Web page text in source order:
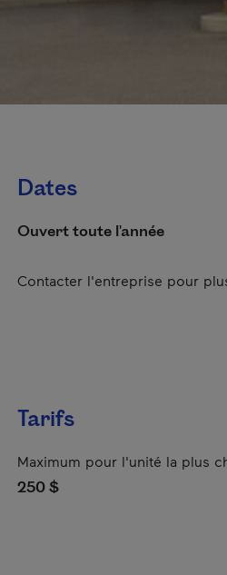
Dates
Ouvert toute l'année
Contacter l'entreprise pour
Tarifs
Maximum pour l'unité la plus
250 $